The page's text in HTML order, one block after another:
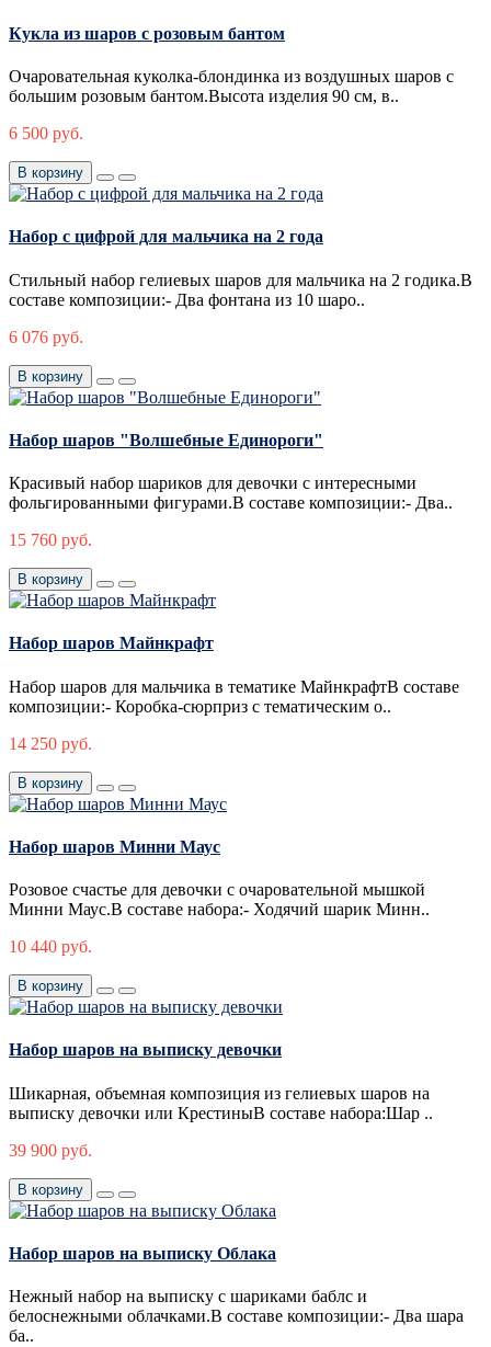
Кукла из шаров с розовым бантом
Очаровательная куколка-блондинка из воздушных шаров с
большим розовым бантом.Высота изделия 90 см, в..
6 500 руб.
В корзину
Набор c цифрой для мальчика на 2 года
Стильный набор гелиевых шаров для мальчика на 2 годика.В
составе композиции:- Два фонтана из 10 шаро..
6 076 руб.
В корзину
Набор шаров "Волшебные Единороги"
Красивый набор шариков для девочки с интересными
фольгированными фигурами.В составе композиции:- Два..
15 760 руб.
В корзину
Набор шаров Майнкрафт
Набор шаров для мальчика в тематике МайнкрафтВ составе
композиции:- Коробка-сюрприз с тематическим о..
14 250 руб.
В корзину
Набор шаров Минни Маус
Розовое счастье для девочки с очаровательной мышкой
Минни Маус.В составе набора:- Ходячий шарик Минн..
10 440 руб.
В корзину
Набор шаров на выписку девочки
Шикарная, объемная композиция из гелиевых шаров на
выписку девочки или КрестиныВ составе набора:Шар ..
39 900 руб.
В корзину
Набор шаров на выписку Облака
Нежный набор на выписку с шариками баблс и
белоснежными облачками.В составе композиции:- Два шара
ба..